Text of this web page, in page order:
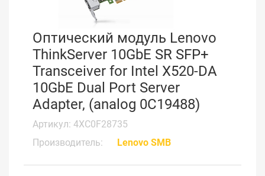
Оптический модуль Lenovo
ThinkServer 10GbE SR SFP+
Transceiver for Intel X520-DA
10GbE Dual Port Server
Adapter, (analog 0C19488)
Артикул: 4XC0F28735
Производитель:
Lenovo SMB